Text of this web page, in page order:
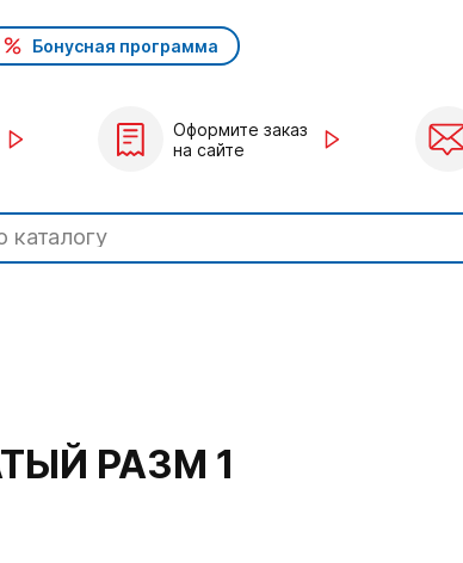
Бонусная программа
Оформите заказ
на сайте
РАЗМ 1